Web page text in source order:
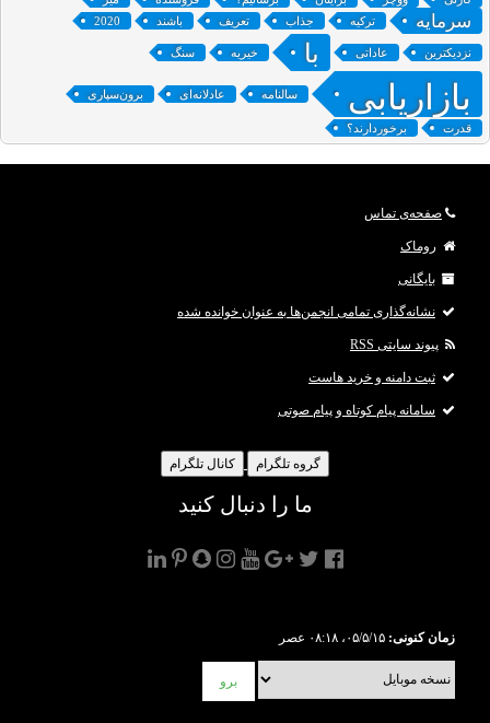
سرمایه ترکیه جذاب تعریف باشند 2020
نزدیکترین عاداتی با خیریه سنگ
بازاریابی سالنامه عادلانه‌ای برون‌سپاری
قدرت برخوردارند؟
صفحه‌ی تماس
روماک
بایگانی
نشانه‌گذاری تمامی انجمن‌ها به عنوان خوانده شده
پیوند سایتی RSS
ثبت دامنه و خرید هاست
سامانه پیام کوتاه و پیام صوتی
گروه تلگرام کانال تلگرام
ما را دنبال کنید
زمان کنونی: ۰۵/۵/۱۵، ۰۸:۱۸ عصر
برو